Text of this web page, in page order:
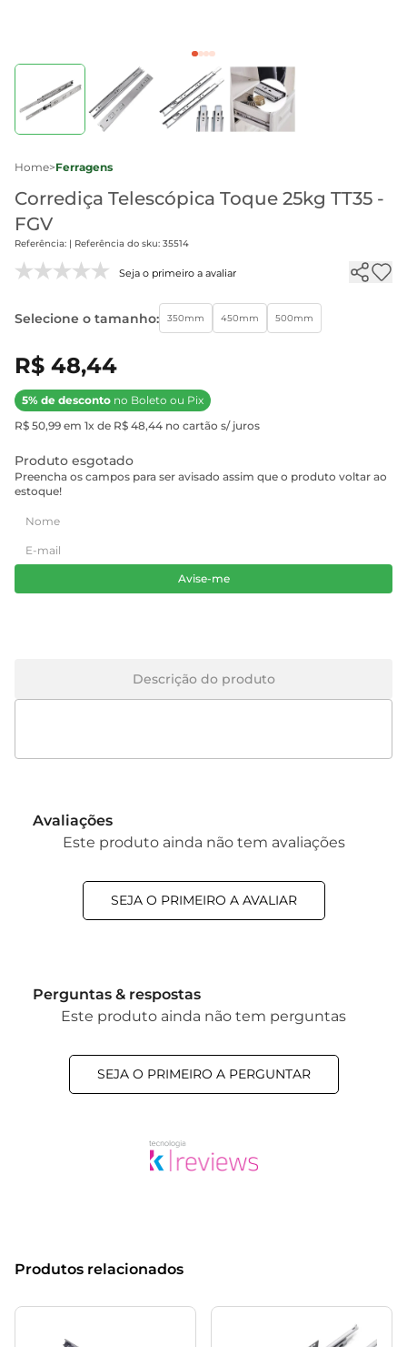
Home>Ferragens
Corrediça Telescópica Toque 25kg TT35 -
FGV
Referência: | Referência do sku: 35514
Seja o primeiro a avaliar
Selecione o tamanho: 350mm 450mm 500mm
R$ 48,44
5% de desconto no Boleto ou Pix
R$ 50,99 em 1x de R$ 48,44 no cartão s/ juros
Produto esgotado
Preencha os campos para ser avisado assim que o produto voltar ao
estoque!
Avise-me
Descrição do produto
Avaliações
Este produto ainda não tem avaliações
SEJA O PRIMEIRO A AVALIAR
Perguntas & respostas
Este produto ainda não tem perguntas
SEJA O PRIMEIRO A PERGUNTAR
Produtos relacionados